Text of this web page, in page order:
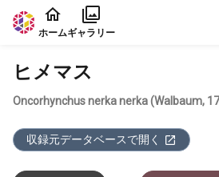
本文に飛ぶ
ホームギャラリー
ヒメマス
Oncorhynchus nerka nerka (Walbaum,
収録元データベースで開く